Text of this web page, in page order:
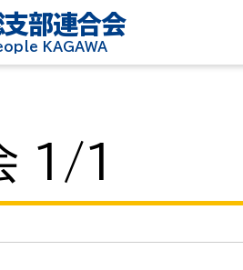
部連合会
KAGAWA
1/1